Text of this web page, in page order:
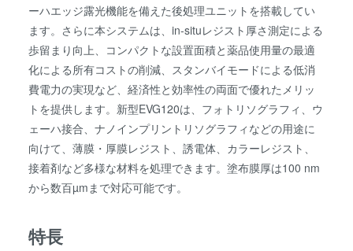
ーハエッジ露光機能を備えた後処理ユニットを搭載してい
ます。さらに本システムは、in-situレジスト厚さ測定による
歩留まり向上、コンパクトな設置面積と薬品使用量の最適
化による所有コストの削減、スタンバイモードによる低消
費電力の実現など、経済性と効率性の両面で優れたメリッ
トを提供します。新型EVG120は、フォトリソグラフィ、ウ
ェーハ接合、ナノインプリントリソグラフィなどの用途に
向けて、薄膜・厚膜レジスト、誘電体、カラーレジスト、
接着剤など多様な材料を処理できます。塗布膜厚は100 nm
から数百µmまで対応可能です。
特長